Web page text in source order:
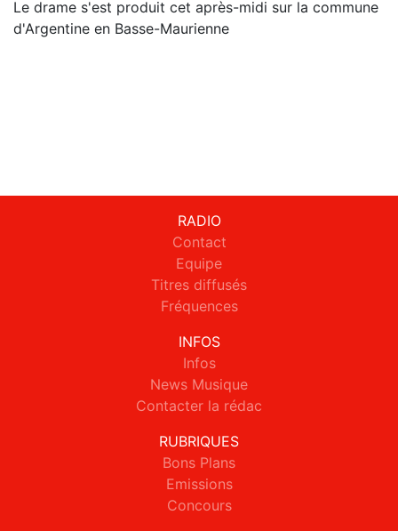
Le drame s'est produit cet après-midi sur la commune
d'Argentine en Basse-Maurienne
RADIO
Contact
Equipe
Titres diffusés
Fréquences
INFOS
Infos
News Musique
Contacter la rédac
RUBRIQUES
Bons Plans
Emissions
Concours